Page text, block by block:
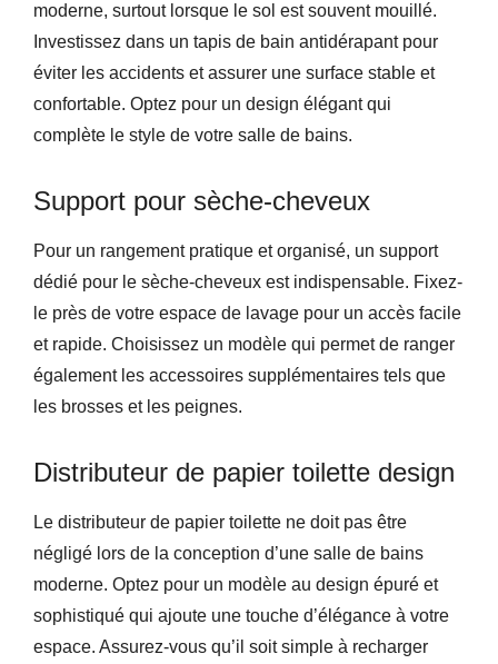
moderne, surtout lorsque le sol est souvent mouillé.
Investissez dans un tapis de bain antidérapant pour
éviter les accidents et assurer une surface stable et
confortable. Optez pour un design élégant qui
complète le style de votre salle de bains.
Support pour sèche-cheveux
Pour un rangement pratique et organisé, un support
dédié pour le sèche-cheveux est indispensable. Fixez-
le près de votre espace de lavage pour un accès facile
et rapide. Choisissez un modèle qui permet de ranger
également les accessoires supplémentaires tels que
les brosses et les peignes.
Distributeur de papier toilette design
Le distributeur de papier toilette ne doit pas être
négligé lors de la conception d’une salle de bains
moderne. Optez pour un modèle au design épuré et
sophistiqué qui ajoute une touche d’élégance à votre
espace. Assurez-vous qu’il soit simple à recharger